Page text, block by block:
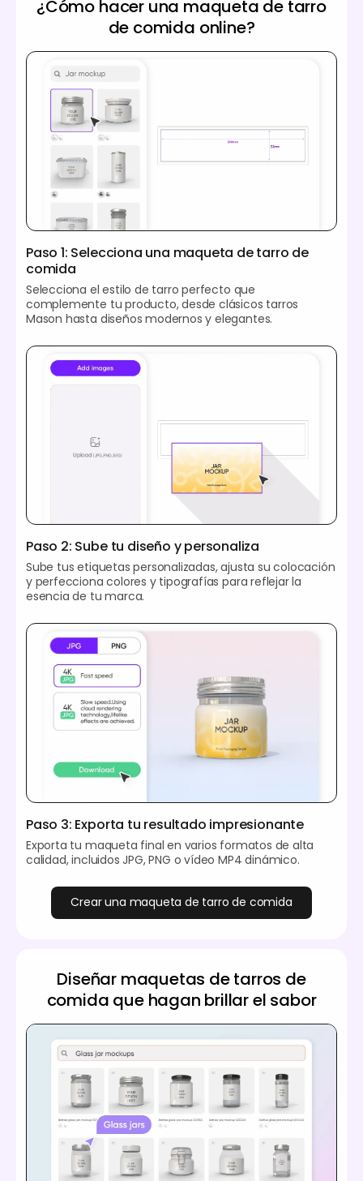
¿Cómo hacer una maqueta de tarro
de comida online?
Paso 1: Selecciona una maqueta de tarro de
comida
Selecciona el estilo de tarro perfecto que
complemente tu producto, desde clásicos tarros
Mason hasta diseños modernos y elegantes.
Paso 2: Sube tu diseño y personaliza
Sube tus etiquetas personalizadas, ajusta su colocación
y perfecciona colores y tipografías para reflejar la
esencia de tu marca.
Paso 3: Exporta tu resultado impresionante
Exporta tu maqueta final en varios formatos de alta
calidad, incluidos JPG, PNG o vídeo MP4 dinámico.
Crear una maqueta de tarro de comida
Diseñar maquetas de tarros de
comida que hagan brillar el sabor